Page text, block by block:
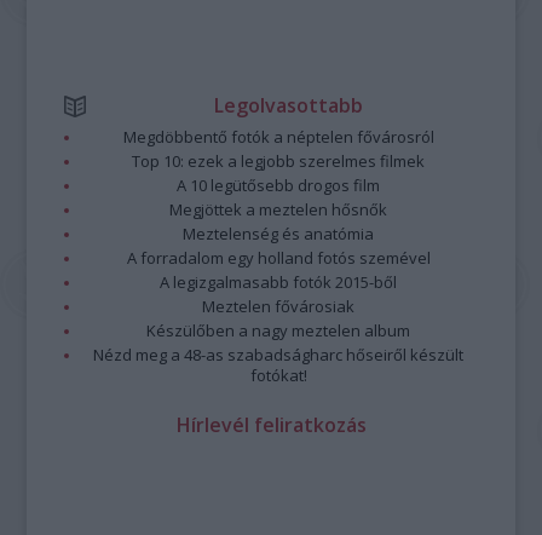
Legolvasottabb
Megdöbbentő fotók a néptelen fővárosról
Top 10: ezek a legjobb szerelmes filmek
A 10 legütősebb drogos film
Megjöttek a meztelen hősnők
Meztelenség és anatómia
A forradalom egy holland fotós szemével
A legizgalmasabb fotók 2015-ből
Meztelen fővárosiak
Készülőben a nagy meztelen album
Nézd meg a 48-as szabadságharc hőseiről készült
fotókat!
Hírlevél feliratkozás